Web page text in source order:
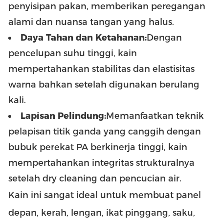
penyisipan pakan, memberikan peregangan
alami dan nuansa tangan yang halus.
Daya Tahan dan Ketahanan:Dengan
pencelupan suhu tinggi, kain
mempertahankan stabilitas dan elastisitas
warna bahkan setelah digunakan berulang
kali.
Lapisan Pelindung:Memanfaatkan teknik
pelapisan titik ganda yang canggih dengan
bubuk perekat PA berkinerja tinggi, kain
mempertahankan integritas strukturalnya
setelah dry cleaning dan pencucian air.
Kain ini sangat ideal untuk membuat panel
depan, kerah, lengan, ikat pinggang, saku,